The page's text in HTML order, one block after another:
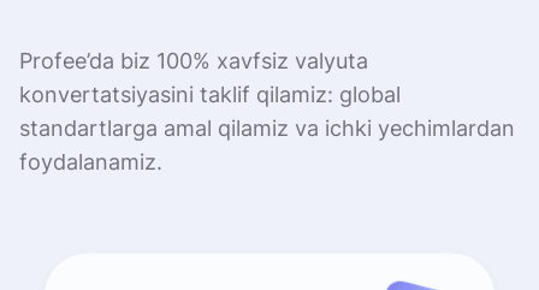
Profee’da biz 100% xavfsiz valyuta
konvertatsiyasini taklif qilamiz: global
standartlarga amal qilamiz va ichki yechimlardan
foydalanamiz.